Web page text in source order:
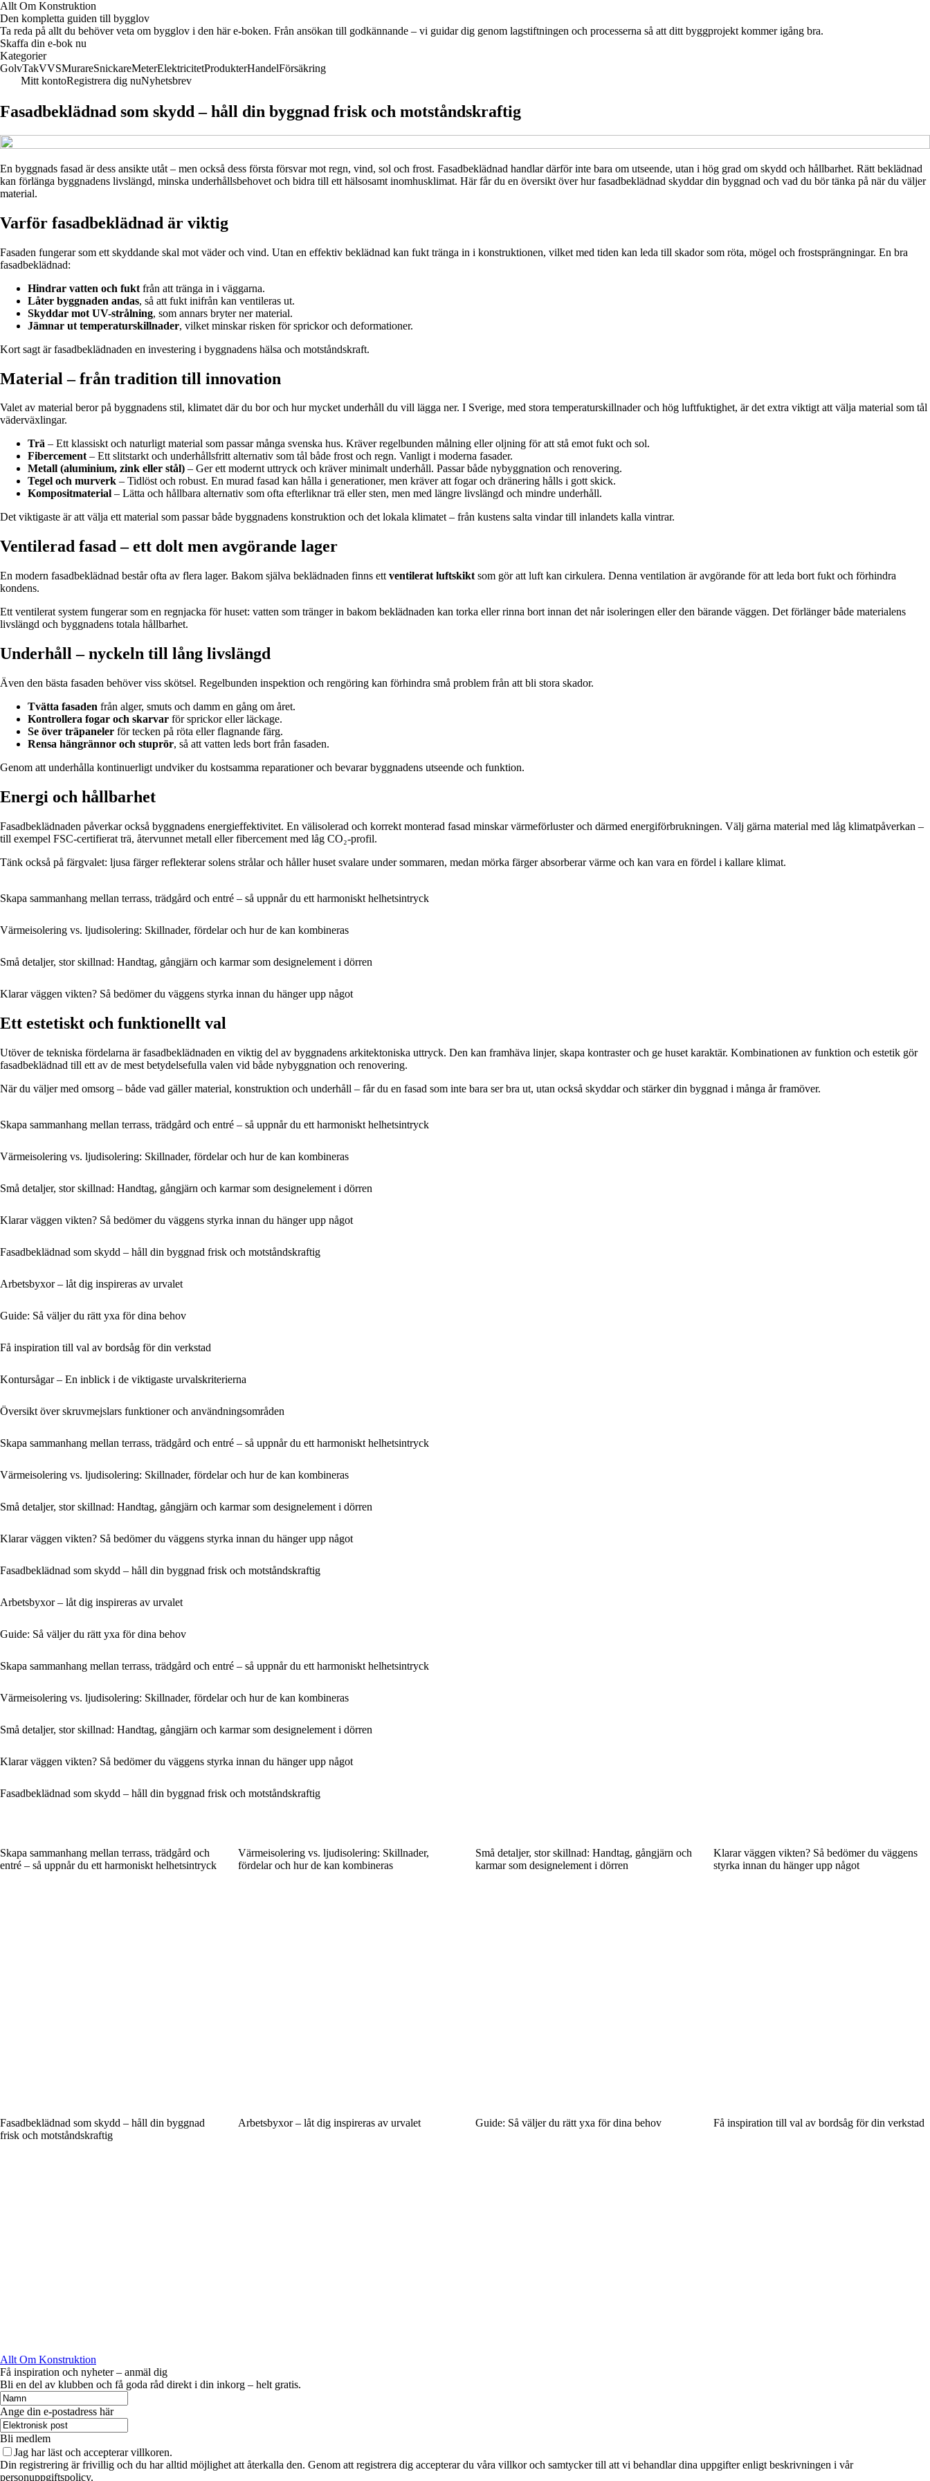
Allt Om Konstruktion
Den kompletta guiden till bygglov
Ta reda på allt du behöver veta om bygglov i den här e-boken. Från ansökan till godkännande – vi guidar dig genom lagstiftningen och processerna så att ditt byggprojekt kommer igång bra.
Skaffa din e-bok nu
Kategorier
GolvTakVVSMurareSnickareMeterElektricitetProdukterHandelFörsäkring
Mitt kontoRegistrera dig nuNyhetsbrev
Fasadbeklädnad som skydd – håll din byggnad frisk och motståndskraftig
En byggnads fasad är dess ansikte utåt – men också dess första försvar mot regn, vind, sol och frost. Fasadbeklädnad handlar därför inte bara om utseende, utan i hög grad om skydd och hållbarhet. Rätt beklädnad
kan förlänga byggnadens livslängd, minska underhållsbehovet och bidra till ett hälsosamt inomhusklimat. Här får du en översikt över hur fasadbeklädnad skyddar din byggnad och vad du bör tänka på när du väljer
material.
Varför fasadbeklädnad är viktig
Fasaden fungerar som ett skyddande skal mot väder och vind. Utan en effektiv beklädnad kan fukt tränga in i konstruktionen, vilket med tiden kan leda till skador som röta, mögel och frostsprängningar. En bra
fasadbeklädnad:
Hindrar vatten och fukt från att tränga in i väggarna.
Låter byggnaden andas, så att fukt inifrån kan ventileras ut.
Skyddar mot UV-strålning, som annars bryter ner material.
Jämnar ut temperaturskillnader, vilket minskar risken för sprickor och deformationer.
Kort sagt är fasadbeklädnaden en investering i byggnadens hälsa och motståndskraft.
Material – från tradition till innovation
Valet av material beror på byggnadens stil, klimatet där du bor och hur mycket underhåll du vill lägga ner. I Sverige, med stora temperaturskillnader och hög luftfuktighet, är det extra viktigt att välja material som tål
väderväxlingar.
Trä – Ett klassiskt och naturligt material som passar många svenska hus. Kräver regelbunden målning eller oljning för att stå emot fukt och sol.
Fibercement– Ett slitstarkt och underhållsfritt alternativ som tål både frost och regn. Vanligt i moderna fasader.
Metall (aluminium, zink eller stål) – Ger ett modernt uttryck och kräver minimalt underhåll. Passar både nybyggnation och renovering.
Tegel och murverk – Tidlöst och robust. En murad fasad kan hålla i generationer, men kräver att fogar och dränering hålls i gott skick.
Kompositmaterial – Lätta och hållbara alternativ som ofta efterliknar trä eller sten, men med längre livslängd och mindre underhåll.
Det viktigaste är att välja ett material som passar både byggnadens konstruktion och det lokala klimatet – från kustens salta vindar till inlandets kalla vintrar.
Ventilerad fasad – ett dolt men avgörande lager
En modern fasadbeklädnad består ofta av flera lager. Bakom själva beklädnaden finns ett ventilerat luftskikt som gör att luft kan cirkulera. Denna ventilation är avgörande för att leda bort fukt och förhindra
kondens.
Ett ventilerat system fungerar som en regnjacka för huset: vatten som tränger in bakom beklädnaden kan torka eller rinna bort innan det når isoleringen eller den bärande väggen. Det förlänger både materialens
livslängd och byggnadens totala hållbarhet.
Underhåll – nyckeln till lång livslängd
Även den bästa fasaden behöver viss skötsel. Regelbunden inspektion och rengöring kan förhindra små problem från att bli stora skador.
Tvätta fasaden från alger, smuts och damm en gång om året.
Kontrollera fogar och skarvar för sprickor eller läckage.
Se över träpaneler för tecken på röta eller flagnande färg.
Rensa hängrännor och stuprör, så att vatten leds bort från fasaden.
Genom att underhålla kontinuerligt undviker du kostsamma reparationer och bevarar byggnadens utseende och funktion.
Energi och hållbarhet
Fasadbeklädnaden påverkar också byggnadens energieffektivitet. En välisolerad och korrekt monterad fasad minskar värmeförluster och därmed energiförbrukningen. Välj gärna material med låg klimatpåverkan –
till exempel FSC-certifierat trä, återvunnet metall eller fibercement med låg CO₂-profil.
Tänk också på färgvalet: ljusa färger reflekterar solens strålar och håller huset svalare under sommaren, medan mörka färger absorberar värme och kan vara en fördel i kallare klimat.
Skapa sammanhang mellan terrass, trädgård och entré – så uppnår du ett harmoniskt helhetsintryck
Värmeisolering vs. ljudisolering: Skillnader, fördelar och hur de kan kombineras
Små detaljer, stor skillnad: Handtag, gångjärn och karmar som designelement i dörren
Klarar väggen vikten? Så bedömer du väggens styrka innan du hänger upp något
Ett estetiskt och funktionellt val
Utöver de tekniska fördelarna är fasadbeklädnaden en viktig del av byggnadens arkitektoniska uttryck. Den kan framhäva linjer, skapa kontraster och ge huset karaktär. Kombinationen av funktion och estetik gör
fasadbeklädnad till ett av de mest betydelsefulla valen vid både nybyggnation och renovering.
När du väljer med omsorg – både vad gäller material, konstruktion och underhåll – får du en fasad som inte bara ser bra ut, utan också skyddar och stärker din byggnad i många år framöver.
Skapa sammanhang mellan terrass, trädgård och entré – så uppnår du ett harmoniskt helhetsintryck
Värmeisolering vs. ljudisolering: Skillnader, fördelar och hur de kan kombineras
Små detaljer, stor skillnad: Handtag, gångjärn och karmar som designelement i dörren
Klarar väggen vikten? Så bedömer du väggens styrka innan du hänger upp något
Fasadbeklädnad som skydd – håll din byggnad frisk och motståndskraftig
Arbetsbyxor – låt dig inspireras av urvalet
Guide: Så väljer du rätt yxa för dina behov
Få inspiration till val av bordsåg för din verkstad
Kontursågar – En inblick i de viktigaste urvalskriterierna
Översikt över skruvmejslars funktioner och användningsområden
Skapa sammanhang mellan terrass, trädgård och entré – så uppnår du ett harmoniskt helhetsintryck
Värmeisolering vs. ljudisolering: Skillnader, fördelar och hur de kan kombineras
Små detaljer, stor skillnad: Handtag, gångjärn och karmar som designelement i dörren
Klarar väggen vikten? Så bedömer du väggens styrka innan du hänger upp något
Fasadbeklädnad som skydd – håll din byggnad frisk och motståndskraftig
Arbetsbyxor – låt dig inspireras av urvalet
Guide: Så väljer du rätt yxa för dina behov
Skapa sammanhang mellan terrass, trädgård och entré – så uppnår du ett harmoniskt helhetsintryck
Värmeisolering vs. ljudisolering: Skillnader, fördelar och hur de kan kombineras
Små detaljer, stor skillnad: Handtag, gångjärn och karmar som designelement i dörren
Klarar väggen vikten? Så bedömer du väggens styrka innan du hänger upp något
Fasadbeklädnad som skydd – håll din byggnad frisk och motståndskraftig
Skapa sammanhang mellan terrass, trädgård och
entré – så uppnår du ett harmoniskt helhetsintryck
Värmeisolering vs. ljudisolering: Skillnader,
fördelar och hur de kan kombineras
Små detaljer, stor skillnad: Handtag, gångjärn och
karmar som designelement i dörren
Klarar väggen vikten? Så bedömer du väggens
styrka innan du hänger upp något
Fasadbeklädnad som skydd – håll din byggnad
frisk och motståndskraftig
Arbetsbyxor – låt dig inspireras av urvalet Guide: Så väljer du rätt yxa för dina behov Få inspiration till val av bordsåg för din verkstad
Allt Om Konstruktion
Få inspiration och nyheter – anmäl dig
Bli en del av klubben och få goda råd direkt i din inkorg – helt gratis.
Ange din e-postadress här
Bli medlem
Jag har läst och accepterar villkoren.
Din registrering är frivillig och du har alltid möjlighet att återkalla den. Genom att registrera dig accepterar du våra villkor och samtycker till att vi behandlar dina uppgifter enligt beskrivningen i vår
personuppgiftspolicy.